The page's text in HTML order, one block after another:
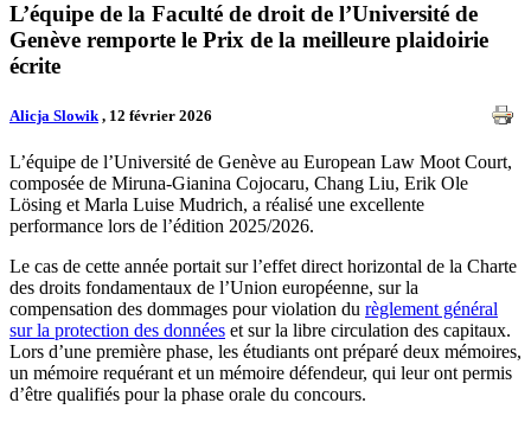
L’équipe de la Faculté de droit de l’Université de
Genève remporte le Prix de la meilleure plaidoirie
écrite
Alicja Slowik , 12 février 2026
L’équipe de l’Université de Genève au European Law Moot Court,
composée de Miruna-Gianina Cojocaru, Chang Liu, Erik Ole
Lösing et Marla Luise Mudrich, a réalisé une excellente
performance lors de l’édition 2025/2026.
Le cas de cette année portait sur l’effet direct horizontal de la Charte
des droits fondamentaux de l’Union européenne, sur la
compensation des dommages pour violation du règlement général
sur la protection des données et sur la libre circulation des capitaux.
Lors d’une première phase, les étudiants ont préparé deux mémoires,
un mémoire requérant et un mémoire défendeur, qui leur ont permis
d’être qualifiés pour la phase orale du concours.